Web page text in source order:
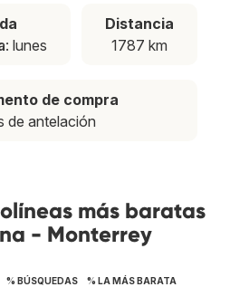
: lunes
Distancia
1787 km
de compra
de antelación
más baratas
- Monterrey
% BÚSQUEDAS % LA MÁS BARATA